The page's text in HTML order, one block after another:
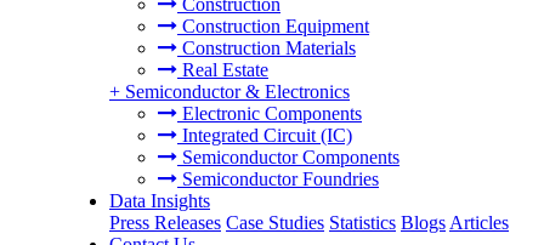
Construction
Construction Equipment
Construction Materials
Real Estate
+ Semiconductor & Electronics
Electronic Components
Integrated Circuit (IC)
Semiconductor Components
Semiconductor Foundries
Data Insights
Press Releases Case Studies Statistics Blogs Articles